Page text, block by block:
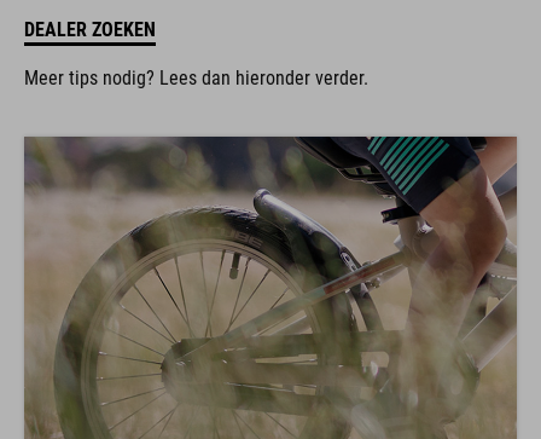
DEALER ZOEKEN
Meer tips nodig? Lees dan hieronder verder.